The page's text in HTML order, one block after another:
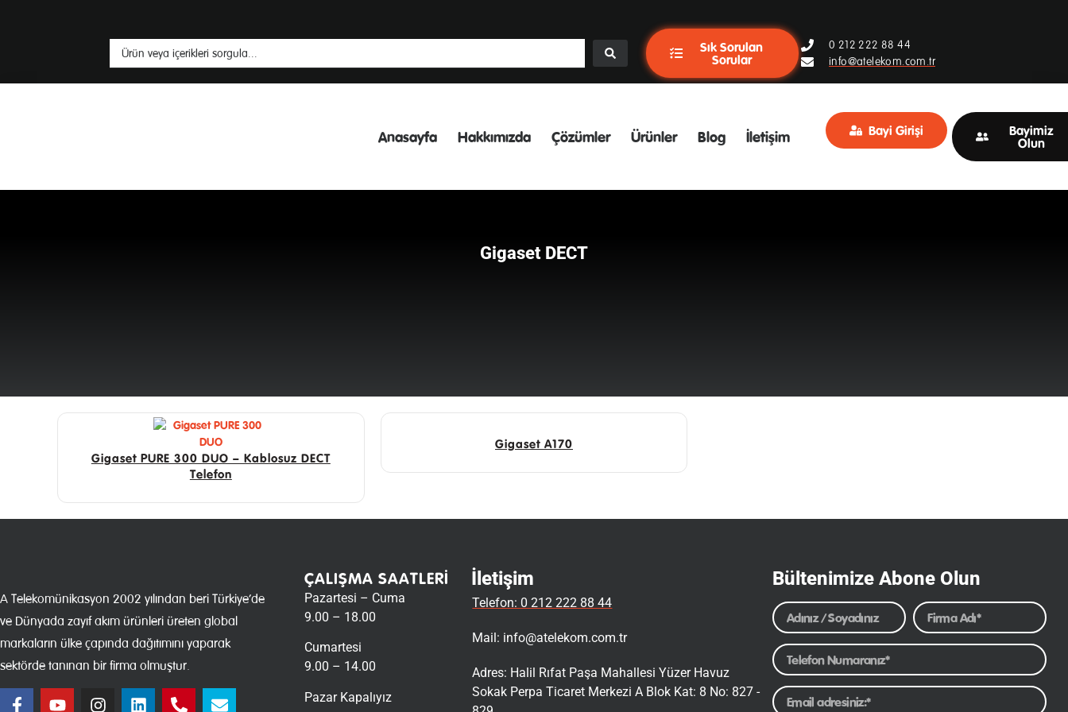
Sık Sorulan
Sorular
0 212 222 88 44
info@atelekom.com.tr
Anasayfa Hakkımızda Çözümler Ürünler Blog İletişim Bayi Girişi
Bayimiz
Olun
Gigaset DECT
Gigaset PURE 300 DUO – Kablosuz DECT
Telefon
Gigaset A170
A Telekomünikasyon 2002 yılından beri Türkiye’de
ve Dünyada zayıf akım ürünleri üreten global
markaların ülke çapında dağıtımını yaparak
sektörde tanınan bir firma olmuştur.
ÇALIŞMA SAATLERI
Pazartesi – Cuma
9.00 – 18.00
Cumartesi
9.00 – 14.00
Pazar Kapalıyız
İletişim
Telefon: 0 212 222 88 44
Mail: info@atelekom.com.tr
Adres: Halil Rıfat Paşa Mahallesi Yüzer Havuz
Sokak Perpa Ticaret Merkezi A Blok Kat: 8 No: 827 -
Bültenimize Abone Olun